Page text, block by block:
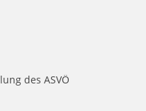
des ASVÖ